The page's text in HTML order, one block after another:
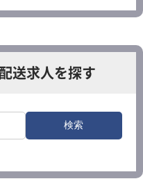
送求人を探す